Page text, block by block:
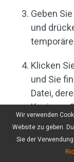
Geben Sie
und
Klicken
und Sie
Datei,
Kopieren
ändern
.xls/.xlsx.
Wir verwenden
Website zu geben.
Sie der